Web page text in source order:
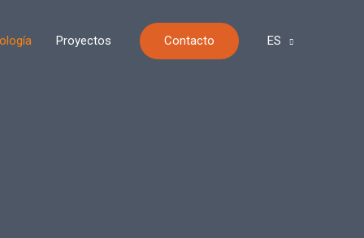
Proyectos Contacto ES